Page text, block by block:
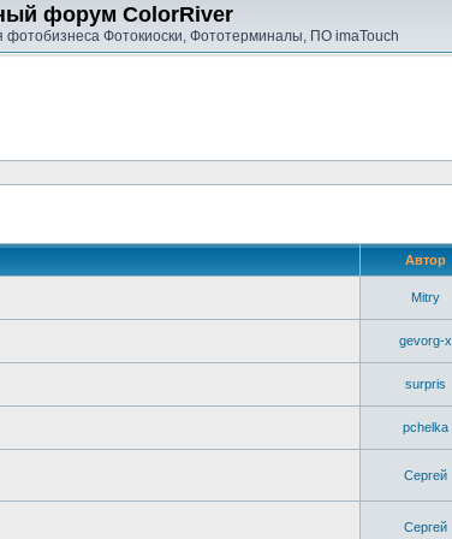
форум ColorRiver
Фотокиоски, Фототерминалы, ПО imaTouch
Автор
Mitry
gevorg-x
surpris
pchelka
Сергей
Сергей